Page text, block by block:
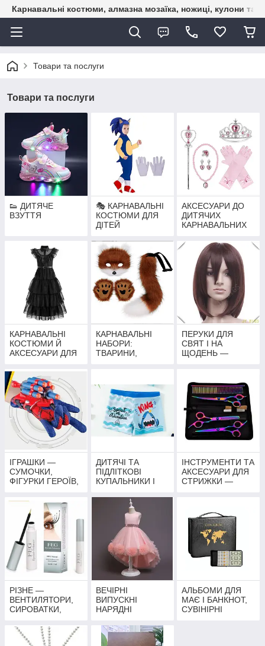
Карнавальні костюми, алмазна мозаїка, ножиці, кулони та
Товари та послуги
Товари та послуги
👟 ДИТЯЧЕ
ВЗУТТЯ
🎭 КАРНАВАЛЬНІ
КОСТЮМИ ДЛЯ
ДІТЕЙ
АКСЕСУАРИ ДО
ДИТЯЧИХ
КАРНАВАЛЬНИХ
МАСКИ,
СПІДНИЧКИ,
НАБОРИ
ПРИНЦЕС,
АКСЕСУАРИ
ГЕРОЇВ і тд
КАРНАВАЛЬНІ
КОСТЮМИ Й
АКСЕСУАРИ ДЛЯ
КАРНАВАЛЬНІ
НАБОРИ:
ТВАРИНИ,
ГЕРОЇ
МУЛЬТФІЛЬМІВ
ПЕРУКИ ДЛЯ
СВЯТ І НА
ЩОДЕНЬ —
СМАК
ІГРАШКИ —
СУМОЧКИ,
ФІГУРКИ ГЕРОЇВ,
РЮКЗАКИ
ДИТЯЧІ ТА
ПІДЛІТКОВІ
КУПАЛЬНИКИ І
ІНСТРУМЕНТИ ТА
АКСЕСУАРИ ДЛЯ
СТРИЖКИ —
РІЗНЕ —
ВЕНТИЛЯТОРИ,
СИРОВАТКИ,
МОРСЬКИЙ РИС
ВЕЧІРНІ
ВИПУСКНІ
НАРЯДНІ
ДЛЯ ДІВЧАТОК
АЛЬБОМИ ДЛЯ
МАЄ І БАНКНОТ,
СУВІНІРНІ